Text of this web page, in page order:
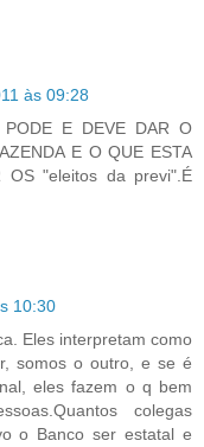
às 09:28
E DEVE DAR O
E O QUE ESTA
OS "eleitos da previ".É
10:30
Eles interpretam como
somos o outro, e se é
eles fazem o q bem
colegas
o Banco ser estatal e